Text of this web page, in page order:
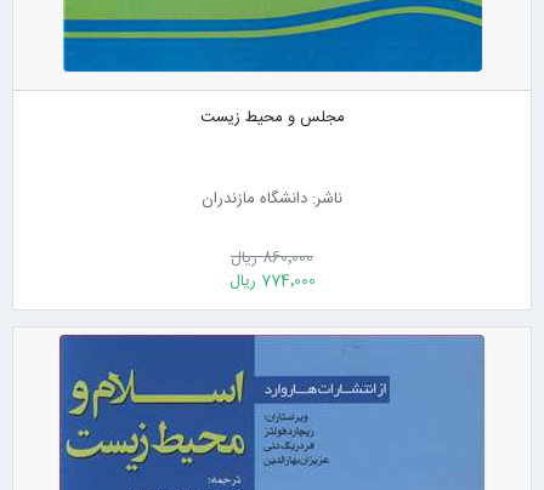
مجلس و محیط زیست
ناشر: دانشگاه مازندران
860٬000 ریال
774٬000 ریال